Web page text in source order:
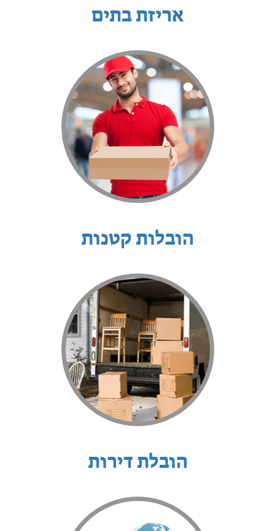
אריזת בתים
הובלות קטנות
הובלת דירות